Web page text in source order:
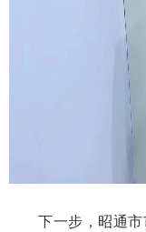
下一步，昭通